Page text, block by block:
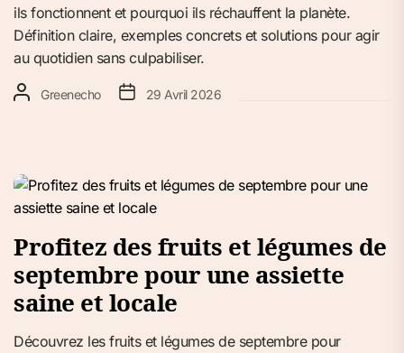
ils fonctionnent et pourquoi ils réchauffent la planète.
Définition claire, exemples concrets et solutions pour agir
au quotidien sans culpabiliser.
Greenecho 29 Avril 2026
Profitez des fruits et légumes de
septembre pour une assiette
saine et locale
Découvrez les fruits et légumes de septembre pour